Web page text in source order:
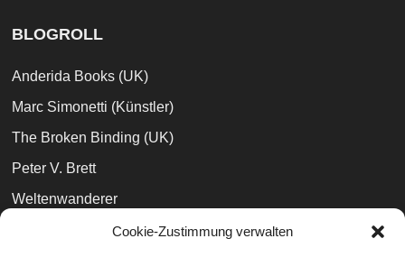
Cookie-Zustimmung verwalten
BLOGROLL
Anderida Books (UK)
Marc Simonetti (Künstler)
The Broken Binding (UK)
Peter V. Brett
Weltenwanderer
Die Buchrebellin